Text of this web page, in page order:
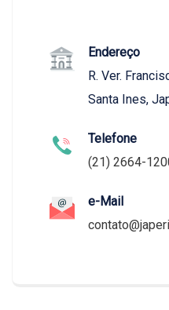
Endereço
R. Ver.
Santa Ines,
Telefone
(21) 2664-
e-Mail